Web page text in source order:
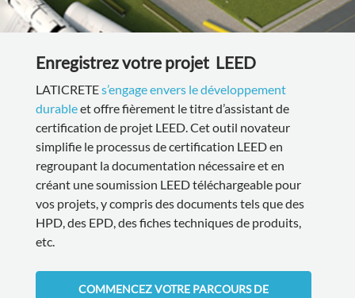
Enregistrez votre projet LEED
LATICRETEs’engage envers le développement
durableet offre fièrement le titre d’assistant de
certification de projet LEED. Cet outil novateur
simplifie le processus de certification LEED en
regroupant la documentation nécessaire et en
créant une soumission LEED téléchargeable pour
vos projets, y compris des documents tels que des
HPD, des EPD, des fiches techniques de produits,
etc.
COMMENCEZ VOTRE PARCOURS DE